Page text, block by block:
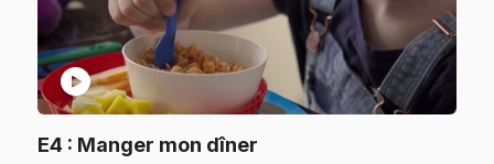
play_circle
E4 : Manger mon dîner